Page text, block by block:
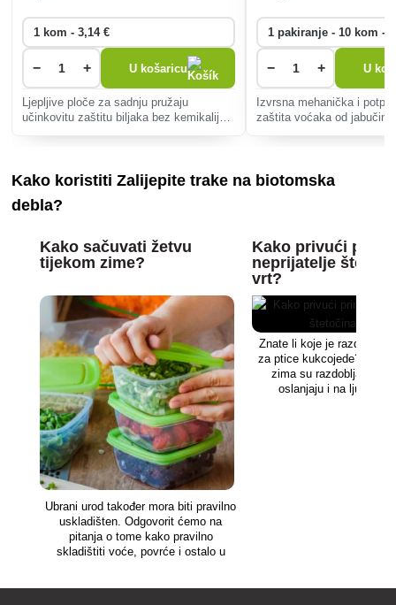
− + U košaricu
Ljepljive ploče za sadnju pružaju
učinkovitu zaštitu biljaka bez kemikalija
− + U
Izvrsna mehanička i
zaštita voćaka od
Kako koristiti Zalijepite trake na biotomska
debla?
Kako sačuvati žetvu
tijekom zime?
Ubrani urod također mora biti pravilno
uskladišten. Odgovorit ćemo na
pitanja o tome kako pravilno
skladištiti voće, povrće i ostalo u
Kako privući
neprijatelje
vrt?
Znate li koje je razdoblje
za ptice kukcojede?
zima su razdoblja kada
oslanjaju i na ljudsku